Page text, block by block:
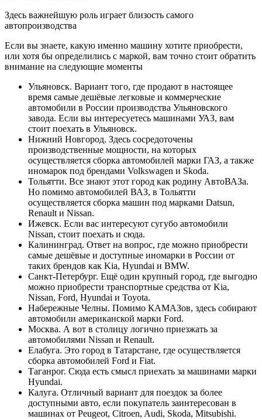
Здесь важнейшую роль играет близость самого
автопроизводства
Если вы знаете, какую именно машину хотите приобрести,
или хотя бы определились с маркой, вам точно стоит обратить
внимание на следующие моменты
Ульяновск. Вариант того, где продают в настоящее
время самые дешёвые легковые и коммерческие
автомобили в России производства Ульяновского
завода. Если вы интересуетесь машинами УАЗ, вам
стоит поехать в Ульяновск.
Нижний Новгород. Здесь сосредоточены
производственные мощности, на которых
осуществляется сборка автомобилей марки ГАЗ, а также
иномарок под брендами Volkswagen и Skoda.
Тольятти. Все знают этот город как родину АвтоВАЗа.
Но помимо автомобилей ВАЗ, в Тольятти
осуществляется сборка машин под марками Datsun,
Renault и Nissan.
Ижевск. Если вас интересуют сугубо автомобили
Nissan, стоит поехать и сюда.
Калининград. Ответ на вопрос, где можно приобрести
самые дешёвые и доступные иномарки в России от
таких брендов как Kia, Hyundai и BMW.
Санкт-Петербург. Ещё один крупный город, где выгодно
можно приобрести транспортные средства от Kia,
Nissan, Ford, Hyundai и Toyota.
Набережные Челны. Помимо КАМАЗов, здесь собирают
автомобили американской марки Ford.
Москва. А вот в столицу логично приезжать за
автомобилями Nissan и Renault.
Елабуга. Это город в Татарстане, где осуществляется
сборка автомобилей Ford и Fiat.
Таганрог. Сюда есть смысл приехать за машинами марки
Hyundai.
Калуга. Отличный вариант для поездок за более
доступными авто, если покупатель заинтересован в
машинах от Peugeot, Citroen, Audi, Skoda, Mitsubishi.